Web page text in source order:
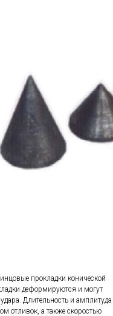
прокладки конической
деформируются и могут
Длительность и амплитуда
отливок, а также скоростью